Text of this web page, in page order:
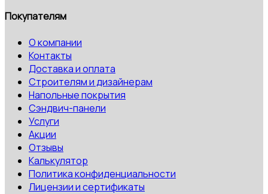
Покупателям
О компании
Контакты
Доставка и оплата
Строителям и дизайнерам
Напольные покрытия
Сэндвич-панели
Услуги
Акции
Отзывы
Калькулятор
Политика конфиденциальности
Лицензии и сертификаты